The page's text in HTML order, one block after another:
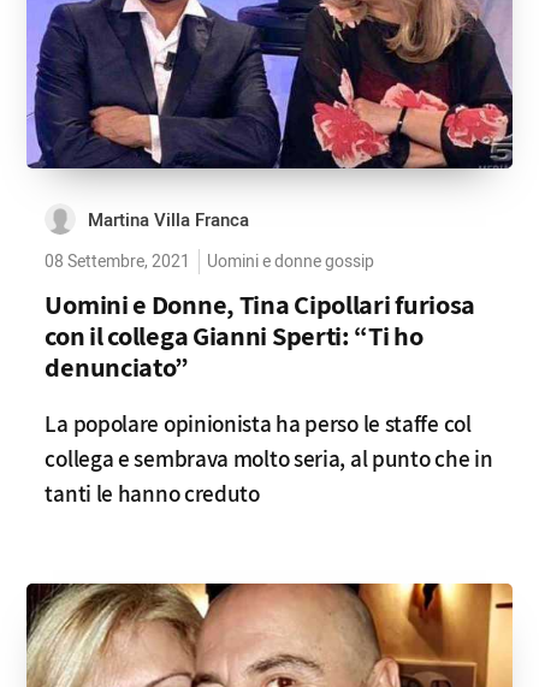
Martina Villa Franca
08 Settembre, 2021 Uomini e donne gossip
Uomini e Donne, Tina Cipollari furiosa
con il collega Gianni Sperti: “Ti ho
denunciato”
La popolare opinionista ha perso le staffe col
collega e sembrava molto seria, al punto che in
tanti le hanno creduto